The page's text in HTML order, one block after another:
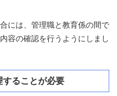
には、管理職と教育係の間で
容の確認を行うようにしまし
ることが必要